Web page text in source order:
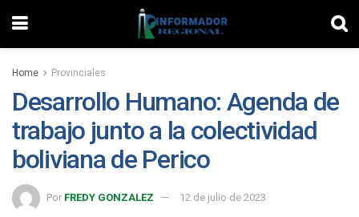
Home Provinciales
Desarrollo Humano: Agenda de
trabajo junto a la colectividad
boliviana de Perico
Por FREDY GONZALEZ 12 de julio de 2023